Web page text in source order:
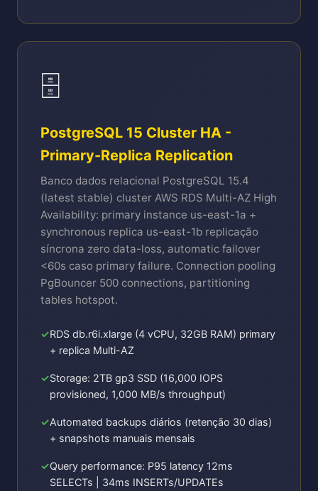
🗄️
PostgreSQL 15 Cluster HA -
Primary-Replica Replication
Banco dados relacional PostgreSQL 15.4
(latest stable) cluster AWS RDS Multi-AZ High
Availability: primary instance us-east-1a +
synchronous replica us-east-1b replicação
síncrona zero data-loss, automatic failover
<60s caso primary failure. Connection pooling
PgBouncer 500 connections, partitioning
tables hotspot.
RDS db.r6i.xlarge (4 vCPU, 32GB RAM) primary
+ replica Multi-AZ
Storage: 2TB gp3 SSD (16,000 IOPS
provisioned, 1,000 MB/s throughput)
Automated backups diários (retenção 30 dias)
+ snapshots manuais mensais
Query performance: P95 latency 12ms
SELECTs | 34ms INSERTs/UPDATEs